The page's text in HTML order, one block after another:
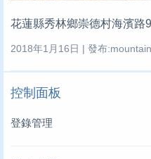
花蓮縣秀林鄉崇德村海濱路
2018年1月16日 | 發布
控制面板
登錄管理